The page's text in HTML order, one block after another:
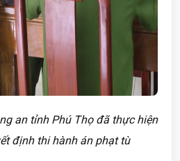
an tỉnh Phú Thọ đã thực hiện
định thi hành án phạt tù